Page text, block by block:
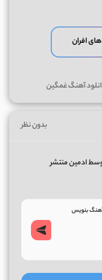
افران
آهنگ غمگین
بدون نظر
ادمین منتشر